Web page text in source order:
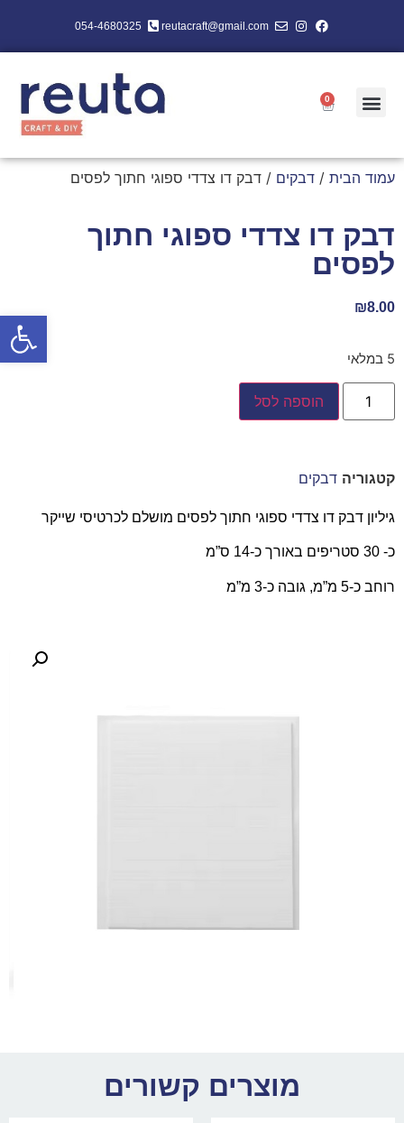
פתח
reutacraft@gmail.com
054-4680325
0
עמוד הבית / דבקים / דבק דו צדדי ספוגי חתוך לפסים
דבק דו צדדי ספוגי חתוך
לפסים
₪8.00
5 במלאי
הוספה לסל
קטגוריה דבקים
גיליון דבק דו צדדי ספוגי חתוך לפסים מושלם לכרטיסי שייקר
כ- 30 סטריפים באורך כ-14 ס”מ
רוחב כ-5 מ”מ, גובה כ-3 מ”מ
מוצרים קשורים